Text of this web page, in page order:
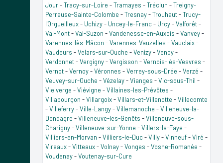
Jour-Tracy-sur-Loire -Tramayes -Tréclun -Treigny-
Perreuse-Sainte-Colombe -Tresnay-Trouhaut-Trucy-
l'Orgueilleux- Uchizy- Uncey-le-Franc - Urcy-Valforêt-
Val-Mont-Val-Suzon -Vandenesse-en-Auxois -Vanvey-
Varennes-lès-Mâcon -Varennes-Vauzelles -Vauclaix-
Vaudeurs -Velars-sur-Ouche -Venizy-Venoy-
Verdonnet-Vergigny-Vergisson -Vernois-lès-Vesvres -
Vernot-Vernoy-Véronnes -Verrey-sous-Drée -Verzé -
Veuvey-sur-Ouche -Vézelay-Vianges -Vic-sous-Thil -
Vielverge -Viévigne -Villaines-les-Prévôtes -
Villapourçon -Villargoix-Villars-et-Villenotte -Villecomte
-Villeferry-Ville-Langy-Villemanoche -Villeneuve-la-
Dondagre -Villeneuve-les-Genêts -Villeneuve-sous-
Charigny-Villeneuve-sur-Yonne -Villers-la-Faye -
Villiers-en-Morvan -Villiers-le-Duc -Villy-Vinneuf-Viré -
Vireaux-Vitteaux-Volnay-Vonges -Vosne-Romanée -
Voudenay-Voutenay-sur-Cure